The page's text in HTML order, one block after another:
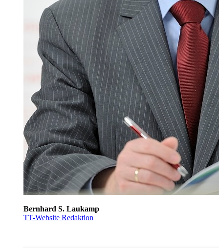
Bernhard S. Laukamp
TT-Website Redaktion